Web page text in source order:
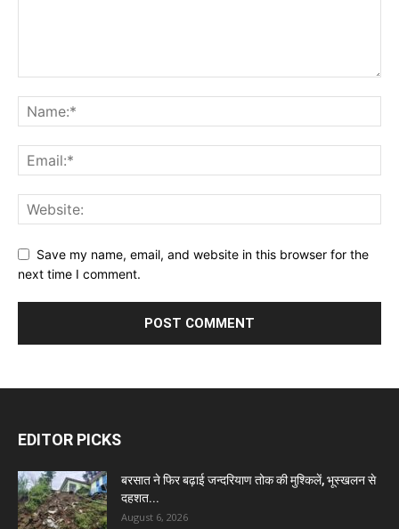
Save my name, email, and website in this browser for the
next time I comment.
EDITOR PICKS
बरसात ने फिर बढ़ाई जन्दरियाण तोक की मुश्किलें, भूस्खलन से
दहशत...
August 6, 2026